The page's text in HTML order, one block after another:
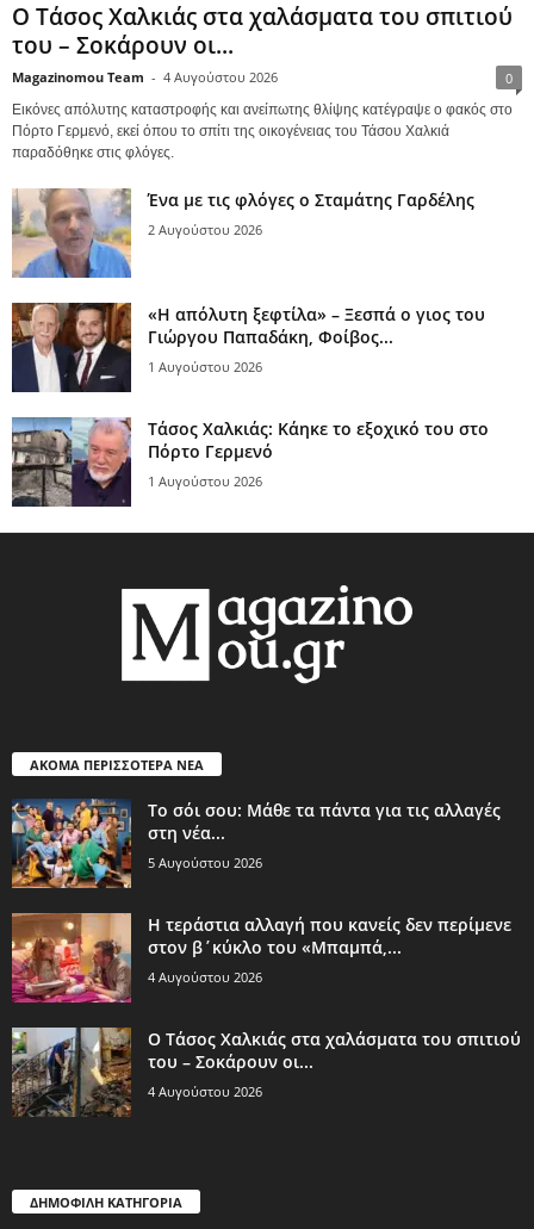
Ο Τάσος Χαλκιάς στα χαλάσματα του σπιτιού
του – Σοκάρουν οι...
Magazinomou Team - 4 Αυγούστου 2026 0
Εικόνες απόλυτης καταστροφής και ανείπωτης θλίψης κατέγραψε ο φακός στο
Πόρτο Γερμενό, εκεί όπου το σπίτι της οικογένειας του Τάσου Χαλκιά
παραδόθηκε στις φλόγες.
Ένα με τις φλόγες ο Σταμάτης Γαρδέλης
2 Αυγούστου 2026
«Η απόλυτη ξεφτίλα» – Ξεσπά ο γιος του
Γιώργου Παπαδάκη, Φοίβος...
1 Αυγούστου 2026
Τάσος Χαλκιάς: Κάηκε το εξοχικό του στο
Πόρτο Γερμενό
1 Αυγούστου 2026
ΑΚΟΜΑ ΠΕΡΙΣΣΟΤΕΡΑ ΝΕΑ
Το σόι σου: Μάθε τα πάντα για τις αλλαγές
στη νέα...
5 Αυγούστου 2026
Η τεράστια αλλαγή που κανείς δεν περίμενε
στον β΄κύκλο του «Μπαμπά,...
4 Αυγούστου 2026
Ο Τάσος Χαλκιάς στα χαλάσματα του σπιτιού
του – Σοκάρουν οι...
4 Αυγούστου 2026
ΔΗΜΟΦΙΛΗ ΚΑΤΗΓΟΡΙΑ